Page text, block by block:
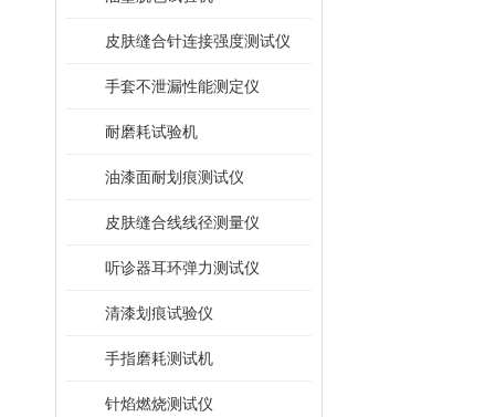
皮肤缝合针连接强度测试仪
手套不泄漏性能测定仪
耐磨耗试验机
油漆面耐划痕测试仪
皮肤缝合线线径测量仪
听诊器耳环弹力测试仪
清漆划痕试验仪
手指磨耗测试机
针焰燃烧测试仪